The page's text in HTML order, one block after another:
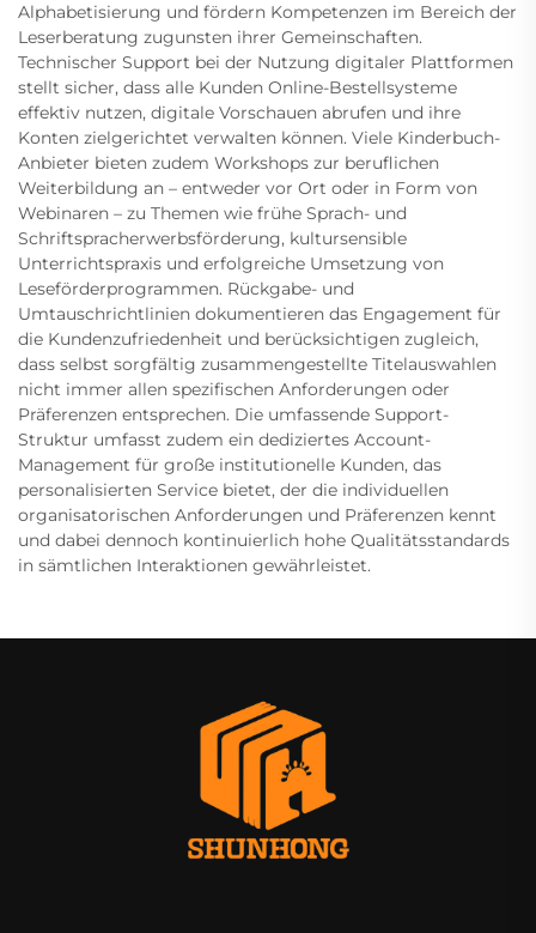
Alphabetisierung und fördern Kompetenzen im Bereich der
Leserberatung zugunsten ihrer Gemeinschaften.
Technischer Support bei der Nutzung digitaler Plattformen
stellt sicher, dass alle Kunden Online-Bestellsysteme
effektiv nutzen, digitale Vorschauen abrufen und ihre
Konten zielgerichtet verwalten können. Viele Kinderbuch-
Anbieter bieten zudem Workshops zur beruflichen
Weiterbildung an – entweder vor Ort oder in Form von
Webinaren – zu Themen wie frühe Sprach- und
Schriftspracherwerbsförderung, kultursensible
Unterrichtspraxis und erfolgreiche Umsetzung von
Leseförderprogrammen. Rückgabe- und
Umtauschrichtlinien dokumentieren das Engagement für
die Kundenzufriedenheit und berücksichtigen zugleich,
dass selbst sorgfältig zusammengestellte Titelauswahlen
nicht immer allen spezifischen Anforderungen oder
Präferenzen entsprechen. Die umfassende Support-
Struktur umfasst zudem ein dediziertes Account-
Management für große institutionelle Kunden, das
personalisierten Service bietet, der die individuellen
organisatorischen Anforderungen und Präferenzen kennt
und dabei dennoch kontinuierlich hohe Qualitätsstandards
in sämtlichen Interaktionen gewährleistet.